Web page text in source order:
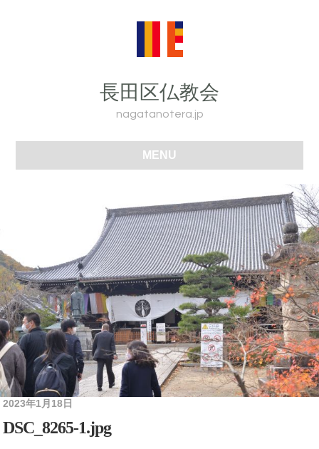
長田区仏教会
nagatanotera.jp
MENU
2023年1月18日
DSC_8265-1.jpg